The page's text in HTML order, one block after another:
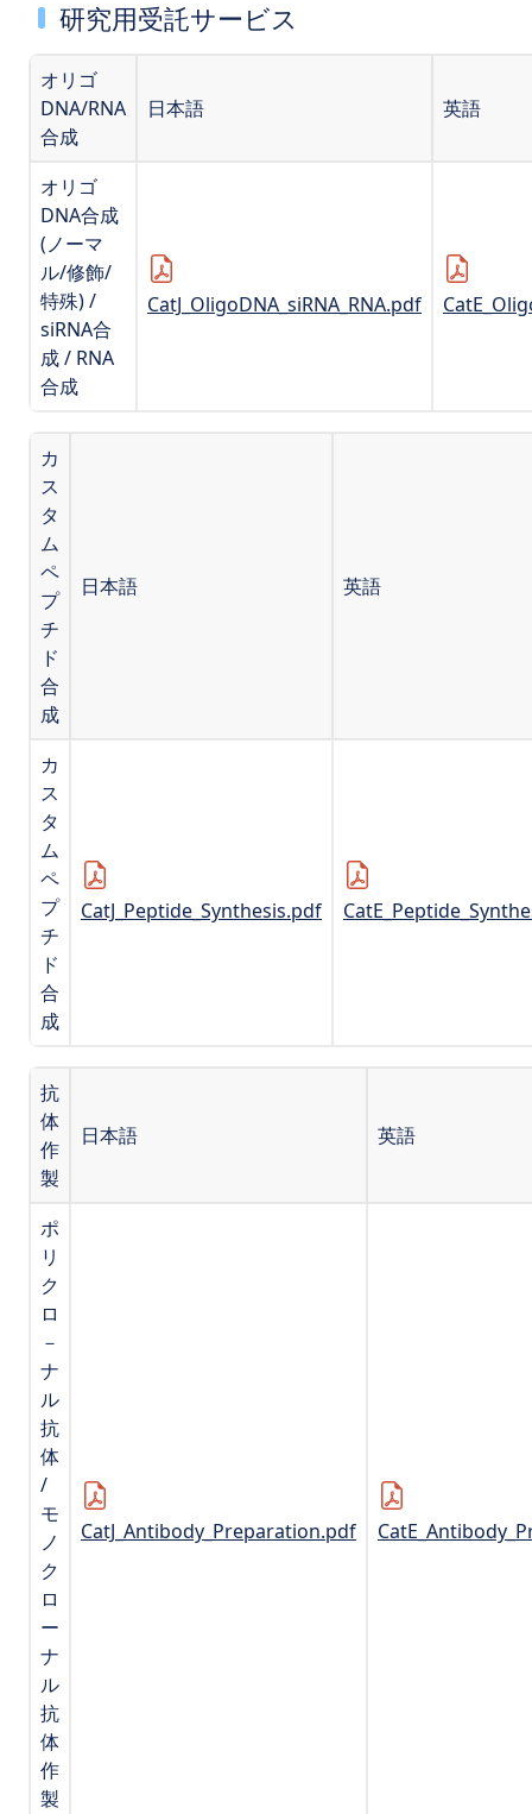
研究用受託サービス
オリゴ
DNA/RNA
合成
日本語 英語
オリゴ
DNA合成
(ノーマ
ル/修飾/
特殊) /
siRNA合
成 / RNA
合成
CatJ_OligoDNA_siRNA_RNA.pdf
カ
ス
タ
ム
ペ
プ
チ
ド
合
成
日本語 英語
カ
ス
タ
ム
ペ
プ
チ
ド
合
成
CatJ_Peptide_Synthesis.pdf
抗
体
作
製
日本語 英語
ポ
リ
ク
ロ
－
ナ
ル
抗
体
/
モ
ノ
ク
ロ
ー
ナ
ル
抗
体
作
製
CatJ_Antibody_Preparation.pdf